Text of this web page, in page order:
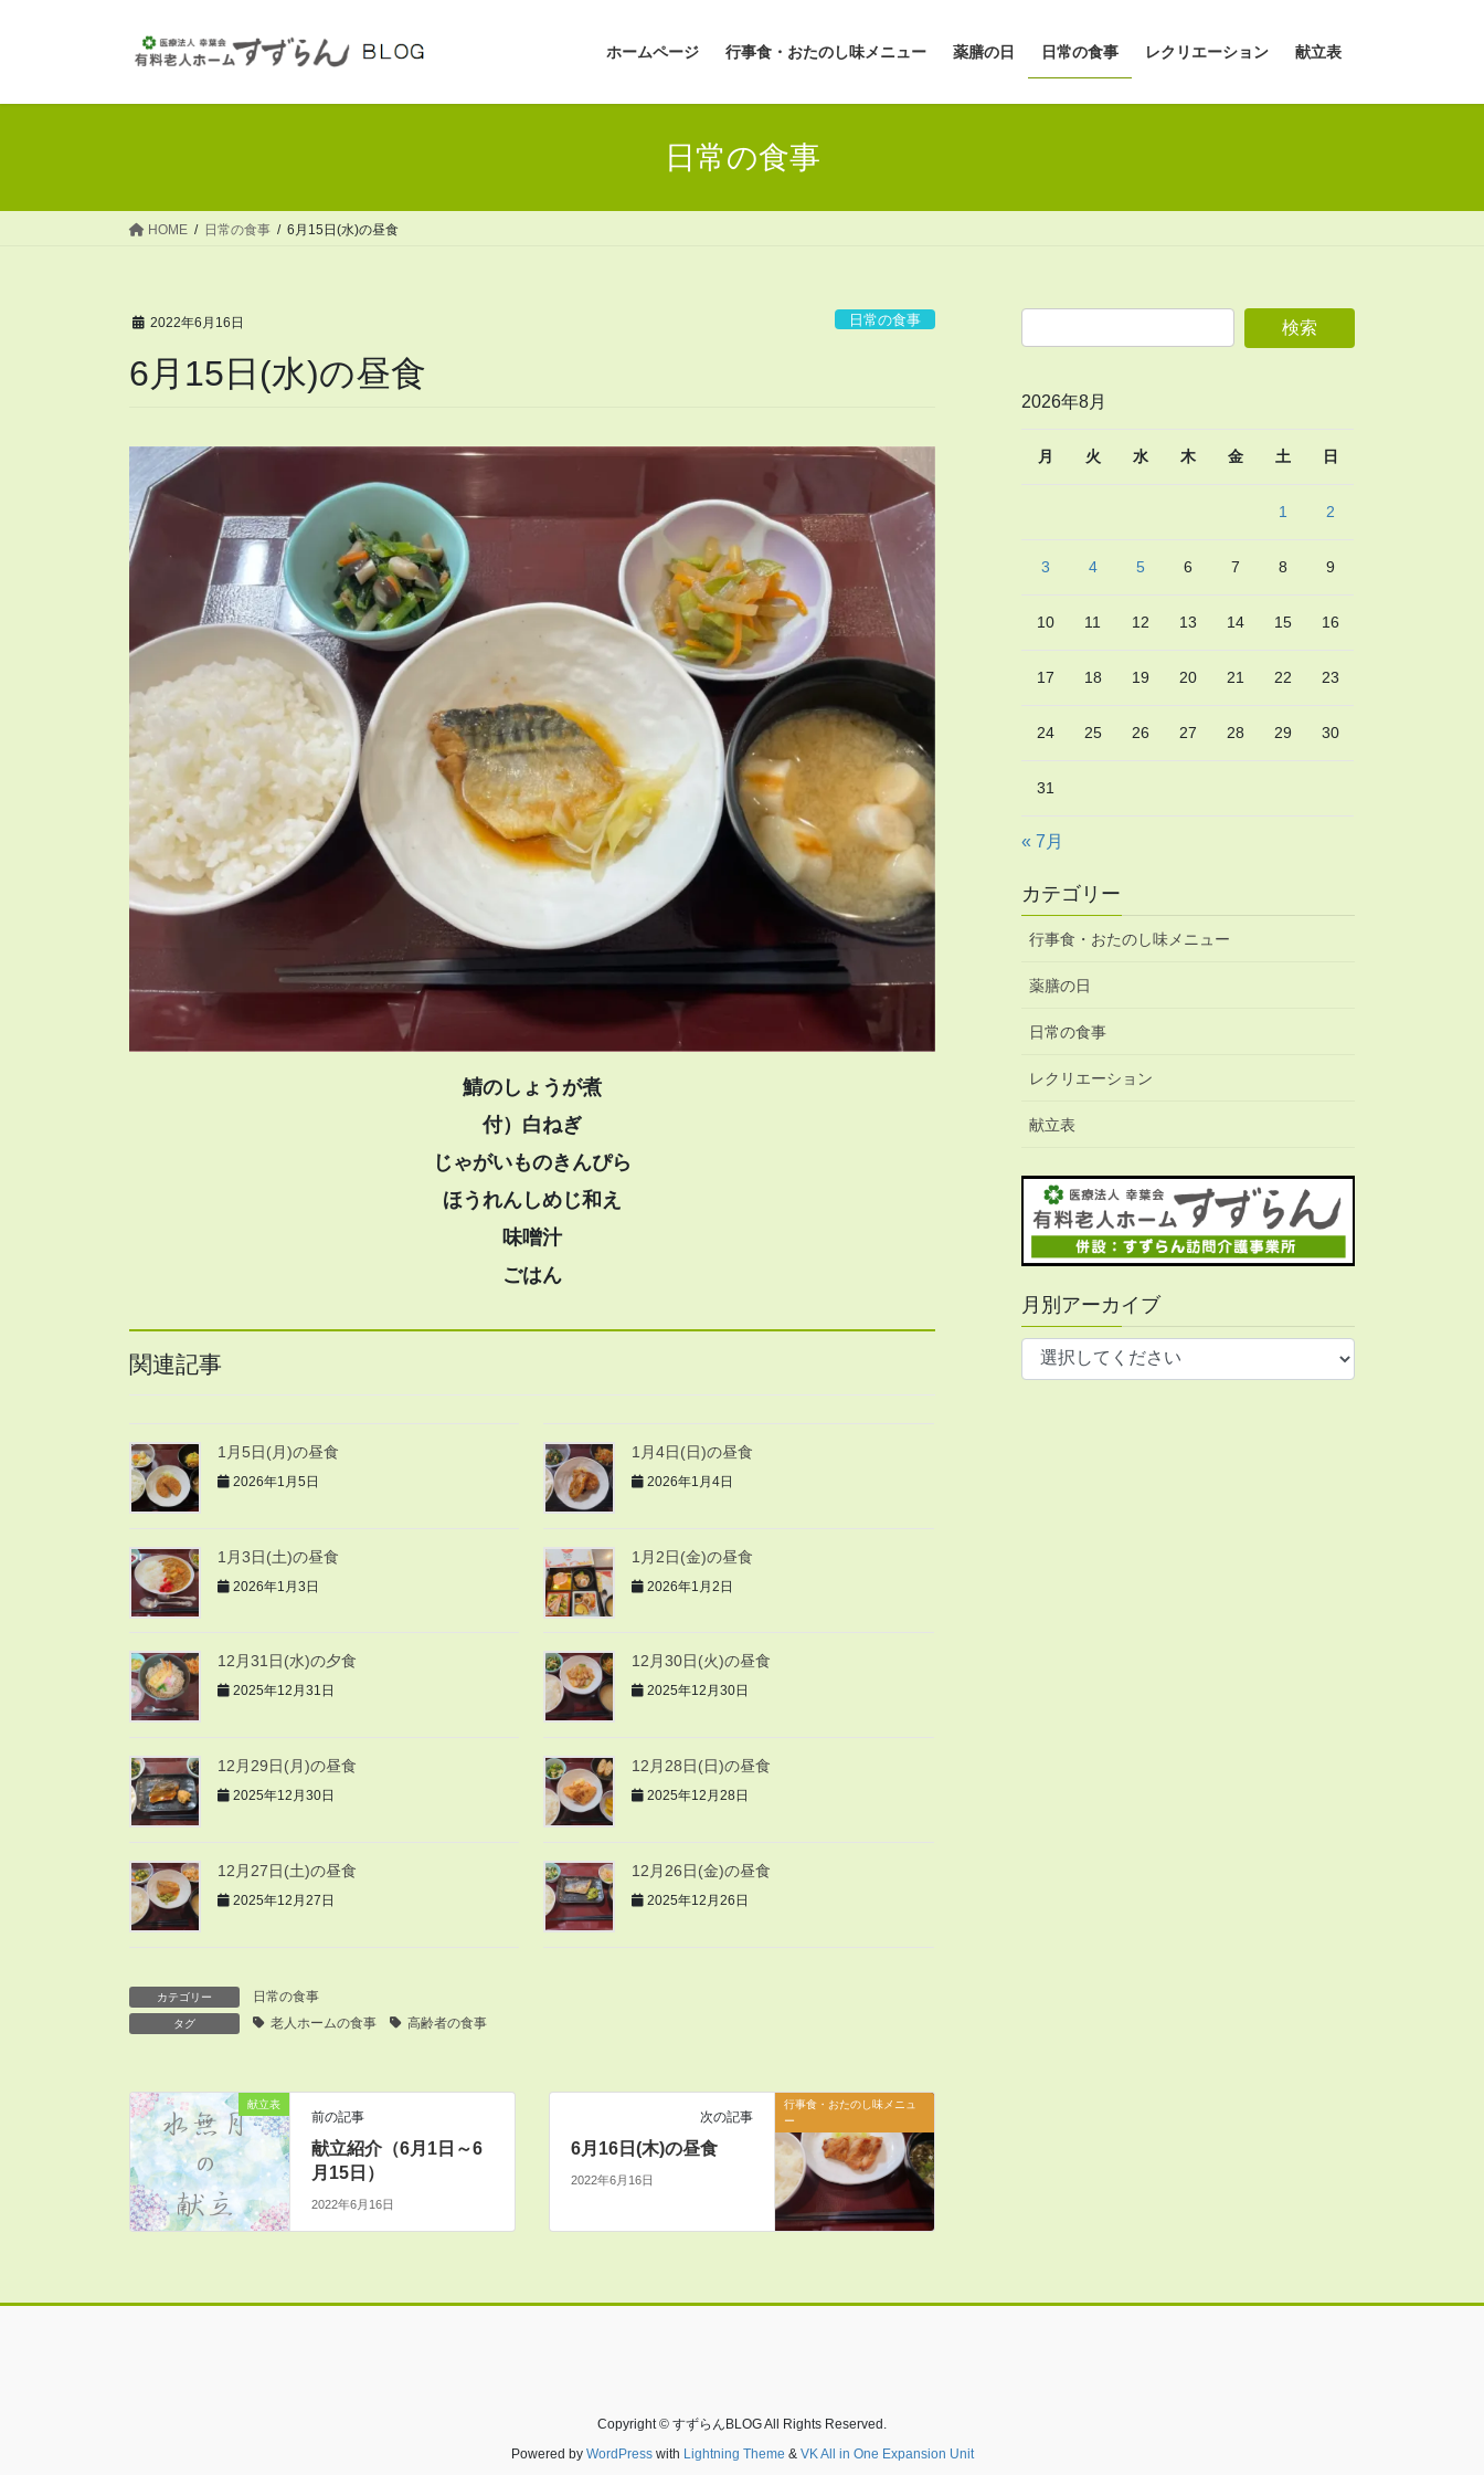
ホームページ 行事食・おたのし味メニュー 薬膳の日 日常の食事 レクリエーション 献立表
日常の食事
HOME 日常の食事 6月15日(水)の昼食
2022年6月16日 日常の食事
6月15日(水)の昼食
鯖のしょうが煮
付）白ねぎ
じゃがいものきんぴら
ほうれんしめじ和え
味噌汁
ごはん
関連記事
1月5日(月)の昼食
2026年1月5日
1月4日(日)の昼食
2026年1月4日
1月3日(土)の昼食
2026年1月3日
1月2日(金)の昼食
2026年1月2日
12月31日(水)の夕食
2025年12月31日
12月30日(火)の昼食
2025年12月30日
12月29日(月)の昼食
2025年12月30日
12月28日(日)の昼食
2025年12月28日
12月27日(土)の昼食
2025年12月27日
12月26日(金)の昼食
2025年12月26日
カテゴリー 日常の食事
タグ 老人ホームの食事 高齢者の食事
献立表
前の記事
献立紹介（6月1日～6
月15日）
2022年6月16日
行事食・おたのし味メニュ
ー
次の記事
6月16日(木)の昼食
2022年6月16日
2026年8月
月 火 水 木 金 土 日
1 2
3 4 5 6 7 8 9
10 11 12 13 14 15 16
17 18 19 20 21 22 23
24 25 26 27 28 29 30
31
« 7月
カテゴリー
行事食・おたのし味メニュー
薬膳の日
日常の食事
レクリエーション
献立表
月別アーカイブ
Copyright © すずらんBLOG All Rights Reserved.
Powered by WordPresswith Lightning Theme & VK All in One Expansion Unit